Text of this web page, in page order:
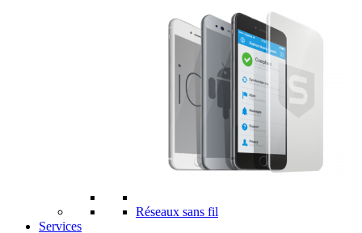
Réseaux sans fil
Services